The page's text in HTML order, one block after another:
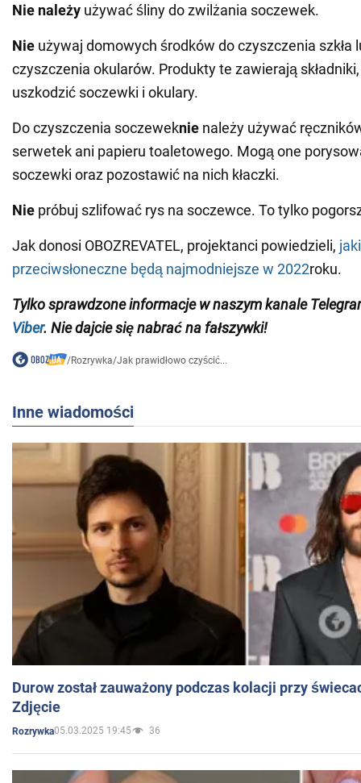
Nie należy używać śliny do zwilżania soczewek.
Nie używaj domowych środków do czyszczenia szkła
czyszczenia okularów. Produkty te zawierają
uszkodzić soczewki i okulary.
Do czyszczenia soczeweknie należy używać
serwetek ani papieru toaletowego. Mogą one
soczewki oraz pozostawić na nich kłaczki.
Nie próbuj szlifować rys na soczewce. To tylko
Jak donosi OBOZREVATEL, projektanci powiedzieli,
przeciwsłoneczne będą najmodniejsze w 2022roku.
Tylko sprawdzone informacje w naszym kanale
Viber. Nie dajcie się nabrać na fałszywki!
/Rozrywka/Jak prawidłowo czyścić...
Inne wiadomości
Durow został zauważony podczas kolacji przy
Zdjęcie
Rozrywka05.03.2025 19:45 36